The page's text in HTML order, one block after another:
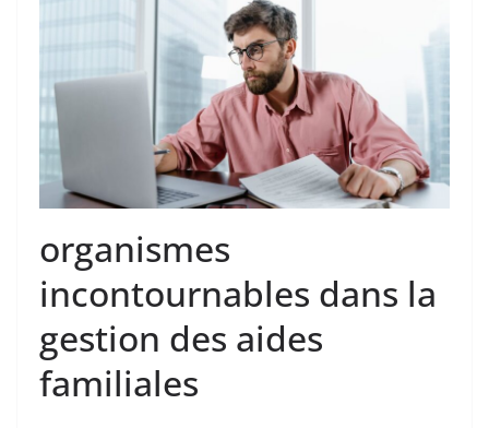
organismes
incontournables dans la
gestion des aides
familiales